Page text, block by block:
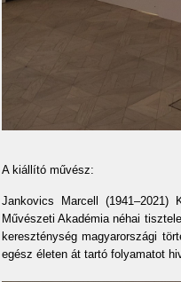
A kiállító művész:
Jankovics Marcell (1941–2021)
Művészeti Akadémia néhai
kereszténység magyarországi
egész életen át tartó folyamatot